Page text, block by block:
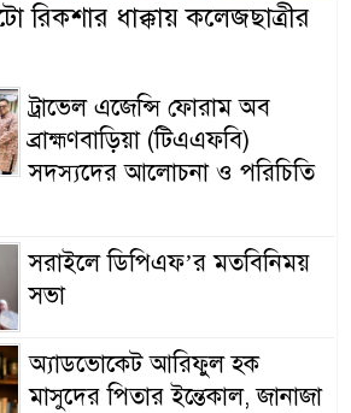
রিকশার ধাক্কায় কলেজছাত্রীর
ট্রাভেল এজেন্সি ফোরাম অব
ব্রাহ্মণবাড়িয়া (টিএএফবি)
সদস্যদের আলোচনা ও পরিচিতি
সরাইলে ডিপিএফ’র মতবিনিময়
সভা
অ্যাডভোকেট আরিফুল হক
মাসুদের পিতার ইন্তেকাল, জানাজা